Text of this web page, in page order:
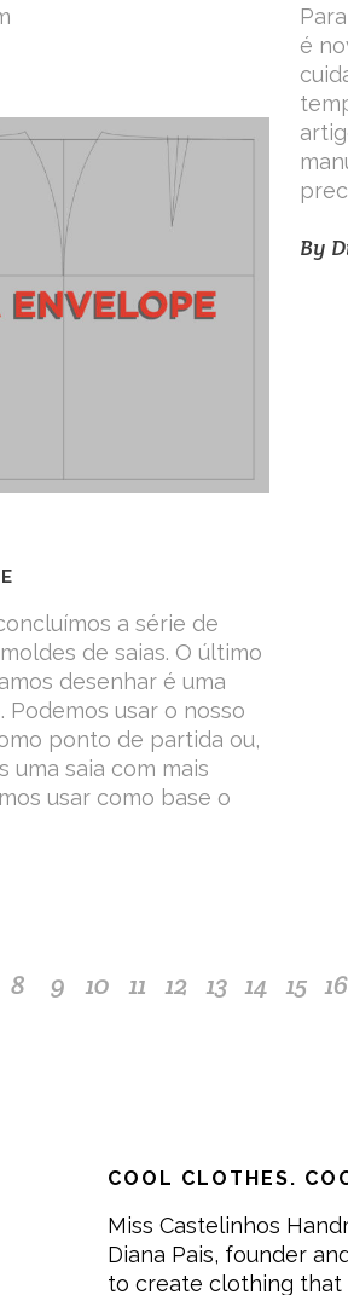
é
By
a série de
de saias. O último
desenhar é uma
Podemos usar o nosso
ponto de partida ou,
uma saia com mais
usar como base o
8 9 10 11 12 13 14 15 16
COOL CLOTHES.
Miss Castelinhos
Diana Pais, founder
to create clothing